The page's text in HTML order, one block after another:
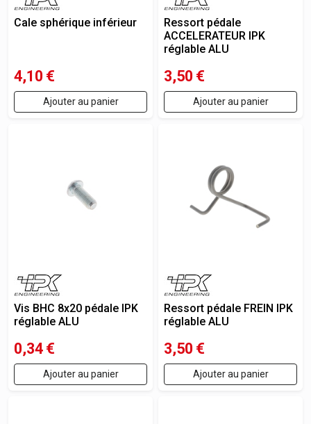
Cale sphérique inférieur
4,10 €
Ajouter au panier
Ressort pédale
ACCELERATEUR IPK
réglable ALU
3,50 €
Ajouter au panier
Vis BHC 8x20 pédale IPK
réglable ALU
0,34 €
Ajouter au panier
Ressort pédale FREIN IPK
réglable ALU
3,50 €
Ajouter au panier